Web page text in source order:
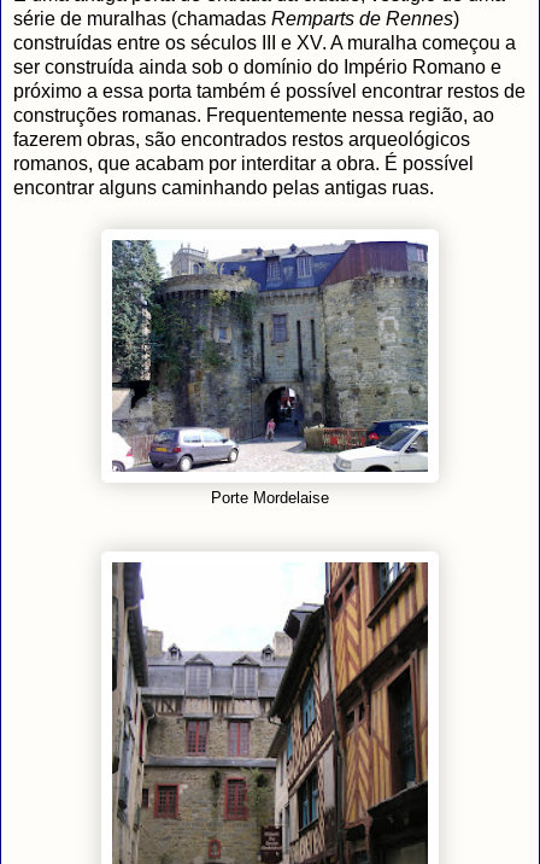
série de muralhas (chamadas Remparts de Rennes)
construídas entre os séculos III e XV. A muralha começou a
ser construída ainda sob o domínio do Império Romano e
próximo a essa porta também é possível encontrar restos de
construções romanas. Frequentemente nessa região, ao
fazerem obras, são encontrados restos arqueológicos
romanos, que acabam por interditar a obra. É possível
encontrar alguns caminhando pelas antigas ruas.
Porte Mordelaise